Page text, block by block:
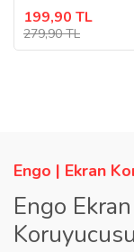
199,90 TL
279,90 TL
Engo | Ekran
Engo
Koruyucusu